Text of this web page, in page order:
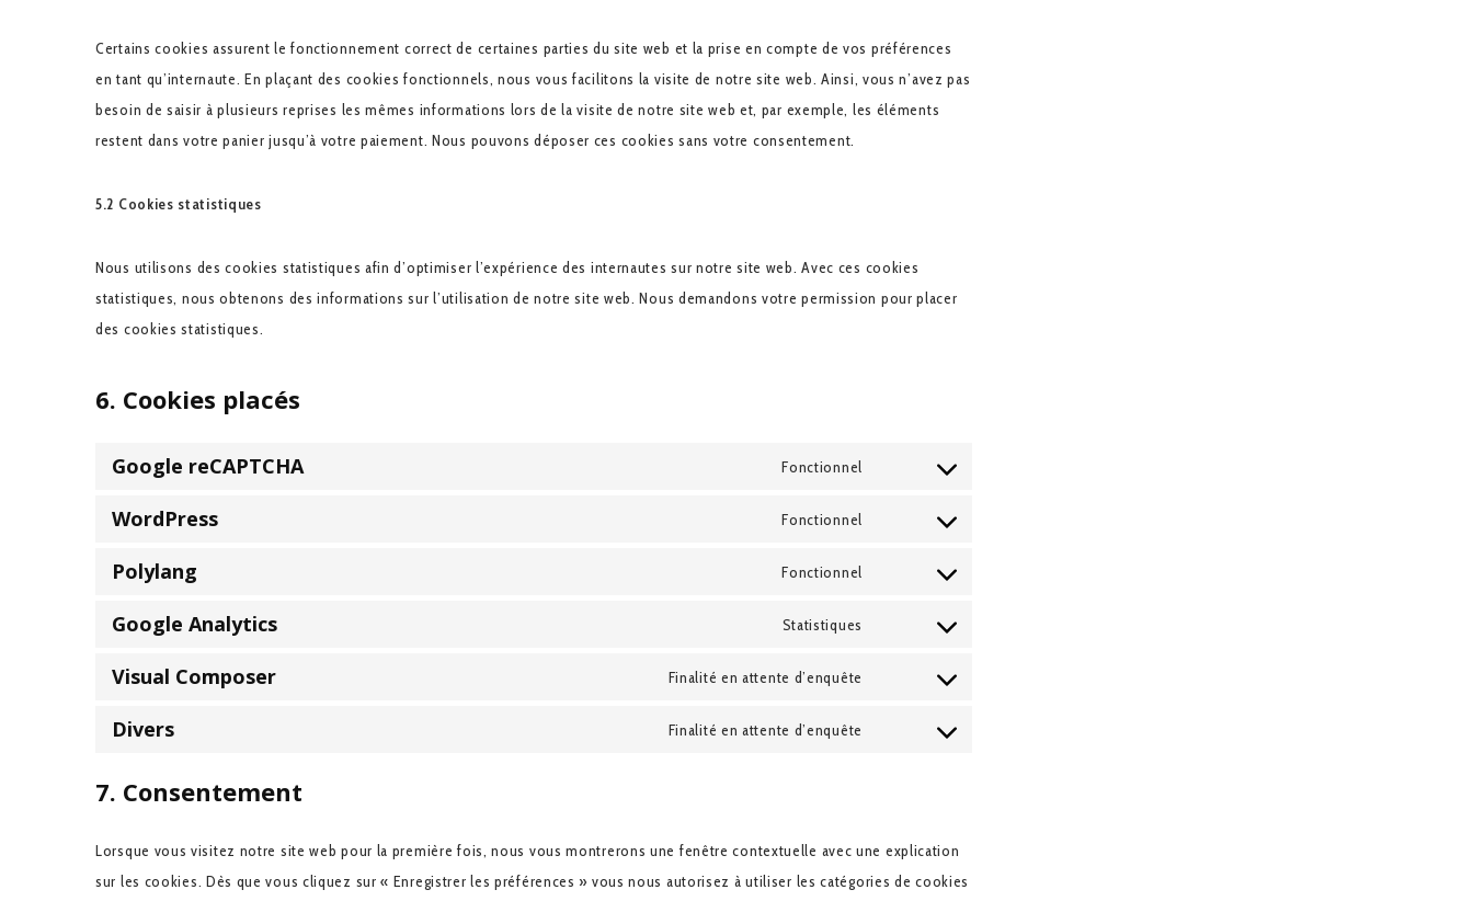
Certains cookies assurent le fonctionnement correct de certaines parties du site web et la prise en compte de vos préférences
en tant qu’internaute. En plaçant des cookies fonctionnels, nous vous facilitons la visite de notre site web. Ainsi, vous n’avez pas
besoin de saisir à plusieurs reprises les mêmes informations lors de la visite de notre site web et, par exemple, les éléments
restent dans votre panier jusqu’à votre paiement. Nous pouvons déposer ces cookies sans votre consentement.
5.2 Cookies statistiques
Nous utilisons des cookies statistiques afin d’optimiser l’expérience des internautes sur notre site web. Avec ces cookies
statistiques, nous obtenons des informations sur l’utilisation de notre site web. Nous demandons votre permission pour placer
des cookies statistiques.
6. Cookies placés
Google reCAPTCHA Fonctionnel
WordPress Fonctionnel
wordpress
Polylang Fonctionnel
Google Analytics Statistiques
Visual Composer Finalité en attente d’enquête
Divers Finalité en attente d’enquête
7. Consentement
Lorsque vous visitez notre site web pour la première fois, nous vous montrerons une fenêtre contextuelle avec une explication
sur les cookies. Dès que vous cliquez sur « Enregistrer les préférences » vous nous autorisez à utiliser les catégories de cookies